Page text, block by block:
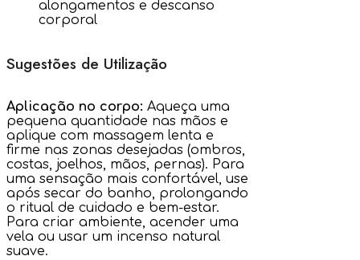
alongamentos e descanso
corporal
Sugestões de Utilização
Aplicação no corpo: Aqueça uma
pequena quantidade nas mãos e
aplique com massagem lenta e
firme nas zonas desejadas (ombros,
costas, joelhos, mãos, pernas). Para
uma sensação mais confortável, use
após secar do banho, prolongando
o ritual de cuidado e bem-estar.
Para criar ambiente, acender uma
vela ou usar um incenso natural
suave.